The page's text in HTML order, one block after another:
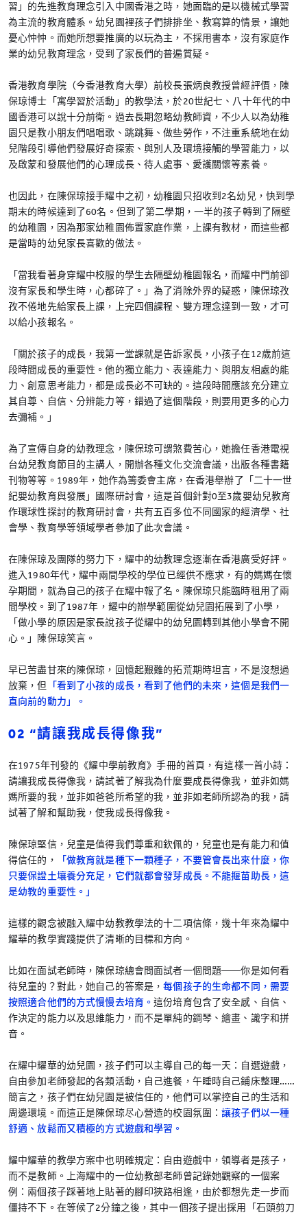
習」的先進教育理念引入中國香港之時，她面臨的是以機械式學習
為主流的教育體系。幼兒園裡孩子們排排坐、教寫算的情景，讓她
憂心忡忡。而她所想要推廣的以玩為主，不採用書本，沒有家庭作
業的幼兒教育理念，受到了家長們的普遍質疑。
香港教育學院（今香港教育大學）前校長張炳良教授曾經評價，陳
保琼博士「寓學習於活動」的教學法，於20世紀七、八十年代的中
國香港可以說十分前衛。過去長期忽略幼教師資，不少人以為幼稚
園只是教小朋友們唱唱歌、跳跳舞、做些勞作，不注重系統地在幼
兒階段引導他們發展好奇探索、與別人及環境接觸的學習能力，以
及啟蒙和發展他們的心理成長、待人處事、愛護關懷等素養。
也因此，在陳保琼接手耀中之初，幼稚園只招收到2名幼兒，快到學
期末的時候達到了60名。但到了第二學期，一半的孩子轉到了隔壁
的幼稚園，因為那家幼稚園佈置家庭作業，上課有教材，而這些都
是當時的幼兒家長喜歡的做法。
「當我看著身穿耀中校服的學生去隔壁幼稚園報名，而耀中門前卻
沒有家長和學生時，心都碎了。」為了消除外界的疑惑，陳保琼孜
孜不倦地先給家長上課，上完四個課程、雙方理念達到一致，才可
以給小孩報名。
「關於孩子的成長，我第一堂課就是告訴家長，小孩子在12歲前這
段時間成長的重要性。他的獨立能力、表達能力、與朋友相處的能
力、創意思考能力，都是成長必不可缺的。這段時間應該充分建立
其自尊、自信、分辨能力等，錯過了這個階段，則要用更多的心力
去彌補。」
為了宣傳自身的幼教理念，陳保琼可謂煞費苦心，她擔任香港電視
台幼兒教育節目的主講人，開辦各種文化交流會議，出版各種書籍
刊物等等。1989年，她作為籌委會主席，在香港舉辦了「二十一世
紀嬰幼教育與發展」國際研討會，這是首個針對0至3歲嬰幼兒教育
作環球性探討的教育研討會，共有五百多位不同國家的經濟學、社
會學、教育學等領域學者參加了此次會議。
在陳保琼及團隊的努力下，耀中的幼教理念逐漸在香港廣受好評。
進入1980年代，耀中兩間學校的學位已經供不應求，有的媽媽在懷
孕期間，就為自己的孩子在耀中報了名。陳保琼只能臨時租用了兩
間學校。到了1987年，耀中的辦學範圍從幼兒園拓展到了小學，
「做小學的原因是家長說孩子從耀中的幼兒園轉到其他小學會不開
心。」陳保琼笑言。
早已苦盡甘來的陳保琼，回憶起艱難的拓荒期時坦言，不是沒想過
放棄，但 「看到了小孩的成長，看到了他們的未來，這個是我們一
直向前的動力」。
02 “請讓我成長得像我”
在1975年刊發的《耀中學前教育》手冊的首頁，有這樣一首小詩：
請讓我成長得像我，請試著了解我為什麼要成長得像我，並非如媽
媽所要的我，並非如爸爸所希望的我，並非如老師所認為的我，請
試著了解和幫助我，使我成長得像我。
陳保琼堅信，兒童是值得我們尊重和欽佩的，兒童也是有能力和值
得信任的，
「做教育就是種下一顆種子，不要管會長出來什麼，你
只要保證土壤養分充足，它們就都會發芽成長。不能揠苗助長，這
是幼教的重要性。」
這樣的觀念被融入耀中幼教教學法的十二項信條，幾十年來為耀中
耀華的教學實踐提供了清晰的目標和方向。
比如在面試老師時，陳保琼總會問面試者一個問題——你是如何看
待兒童的？對此，她自己的答案是，每個孩子的生命都不同，需要
按照適合他們的方式慢慢去培育。這份培育包含了安全感、自信、
作決定的能力以及思維能力，而不是單純的鋼琴、繪畫、識字和拼
音。
在耀中耀華的幼兒園，孩子們可以主導自己的每一天：自選遊戲，
自由參加老師發起的各類活動，自己進餐，午睡時自己鋪床整理……
簡言之，孩子們在幼兒園是被信任的，他們可以掌控自己的生活和
周邊環境。而這正是陳保琼尽心營造的校園氛圍：讓孩子們以一種
舒適、放鬆而又積極的方式遊戲和學習。
耀中耀華的教學方案中也明確規定：自由遊戲中，領導者是孩子，
而不是教師。上海耀中的一位幼教部老師曾記錄她觀察的一個案
例：兩個孩子踩著地上貼著的腳印狹路相逢，由於都想先走一步而
僵持不下。在等候了2分鐘之後，其中一個孩子提出採用「石頭剪刀